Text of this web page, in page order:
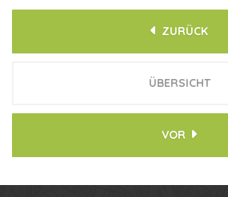
ZURÜCK
ÜBERSICHT
VOR